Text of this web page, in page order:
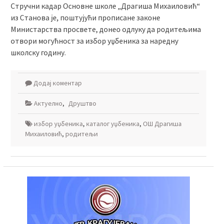
Стручни кадар Основне школе „Драгиша Михаиловић“
из Станова је, поштујући прописане законе
Министарства просвете, донео одлуку да родитељима
отвори могућност за избор уџбеника за наредну
школску годину.
Додај коментар
Актуелно, Друштво
избор уџбеника, каталог уџбеника, ОШ Драгиша
Михаиловић, родитељи